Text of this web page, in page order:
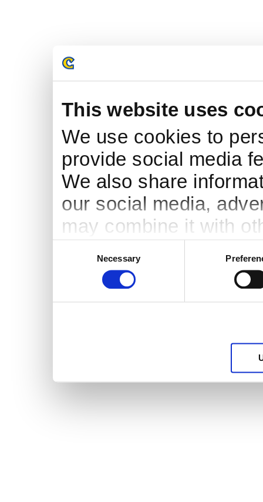
This website uses
We use cookies to
provide social media
We also share
our social media,
may combine it with
services.
Necessary